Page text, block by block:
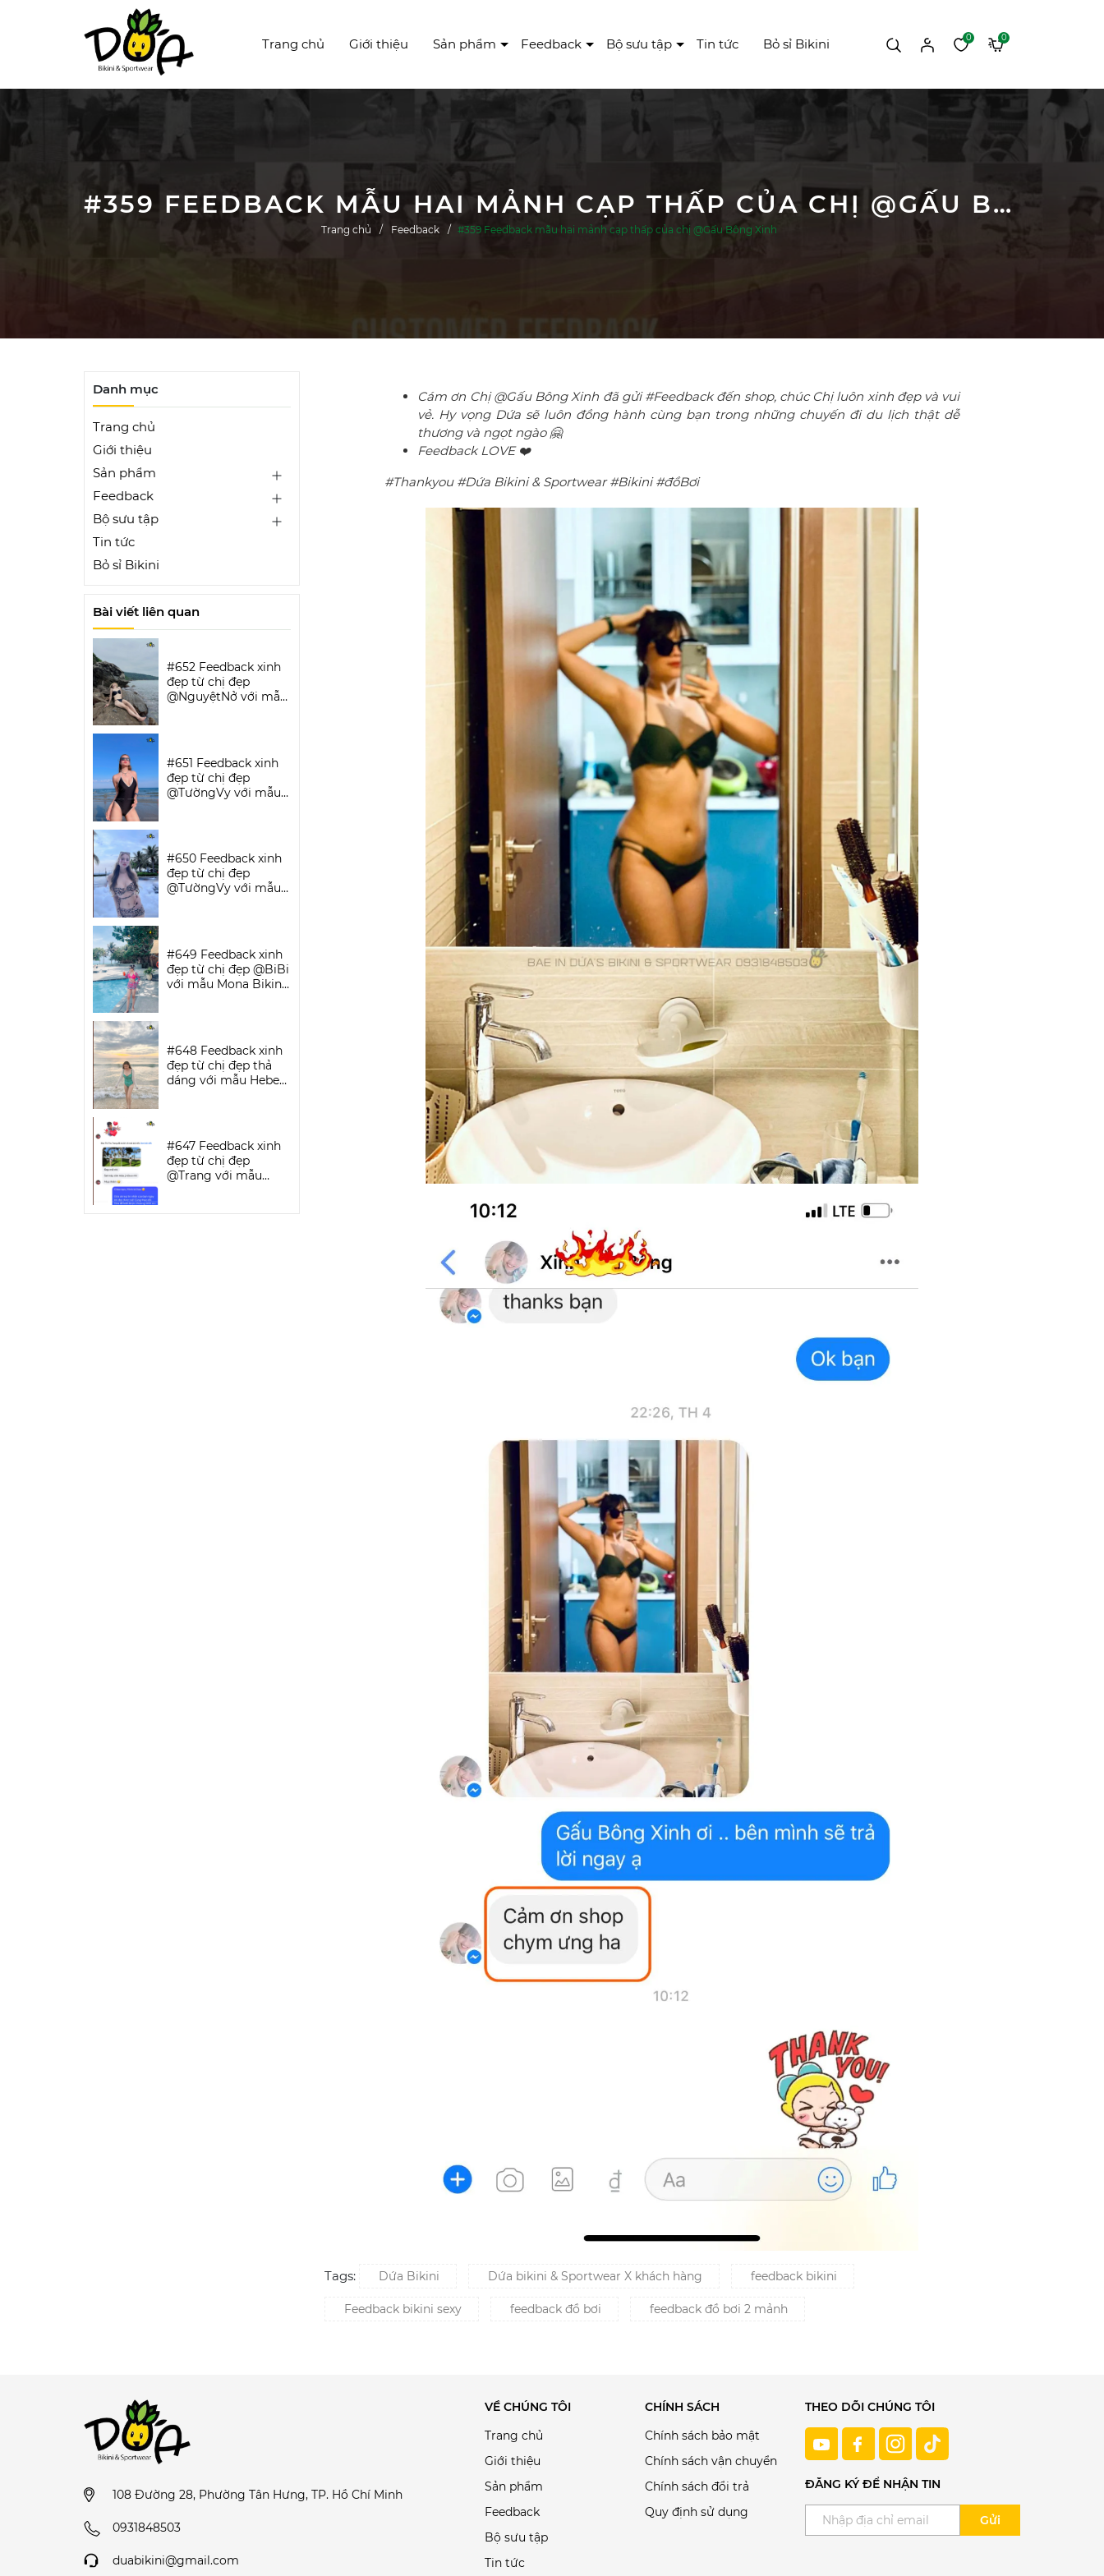
Trang chủ Giới thiệu Sản phẩm Feedback Bộ sưu tập Tin tức Bỏ sỉ Bikini 0 0
#359 FEEDBACK MẪU HAI MẢNH CẠP THẤP CỦA CHỊ @GẤU BÔNG XINH
Trang chủ Feedback #359 Feedback mẫu hai mảnh cạp thấp của chị @Gấu Bông Xinh
Cám ơn Chị @Gấu Bông Xinh đã gửi #Feedback đến shop, chúc Chị luôn xinh đẹp và vui
vẻ. Hy vọng Dứa sẽ luôn đồng hành cùng bạn trong những chuyến đi du lịch thật dễ
thương và ngọt ngào 🤗
Feedback LOVE ❤️
#Thankyou #Dứa Bikini & Sportwear #Bikini #đồBơi
Tags: Dứa Bikini Dứa bikini & Sportwear X khách hàng feedback bikini
Feedback bikini sexy feedback đồ bơi feedback đồ bơi 2 mảnh
Danh mục
Trang chủ
Giới thiệu
Sản phẩm
Feedback
Bộ sưu tập
Tin tức
Bỏ sỉ Bikini
Bài viết liên quan
#652 Feedback xinh
đẹp từ chị đẹp
@NguyệtNở với mẫu
#651 Feedback xinh
đẹp từ chị đẹp
@TườngVy với mẫu
#650 Feedback xinh
đẹp từ chị đẹp
@TườngVy với mẫu
#649 Feedback xinh
đẹp từ chị đẹp @BiBi
với mẫu Mona Bikini
#648 Feedback xinh
đẹp từ chị đẹp thả
dáng với mẫu Hebe
#647 Feedback xinh
đẹp từ chị đẹp
@Trang với mẫu
108 Đường 28, Phường Tân Hưng, TP. Hồ Chí Minh
0931848503
duabikini@gmail.com
VỀ CHÚNG TÔI
Trang chủ
Giới thiệu
Sản phẩm
Feedback
Bộ sưu tập
Tin tức
CHÍNH SÁCH
Chính sách bảo mật
Chính sách vận chuyển
Chính sách đổi trả
Quy định sử dụng
THEO DÕI CHÚNG TÔI
ĐĂNG KÝ ĐỂ NHẬN TIN
Gửi